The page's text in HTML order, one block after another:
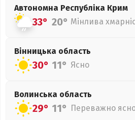
Автономна Республіка Крим
33° 20° Мінлива
Вінницька область
30° 11° Ясно
Волинська область
29° 11° Переважно